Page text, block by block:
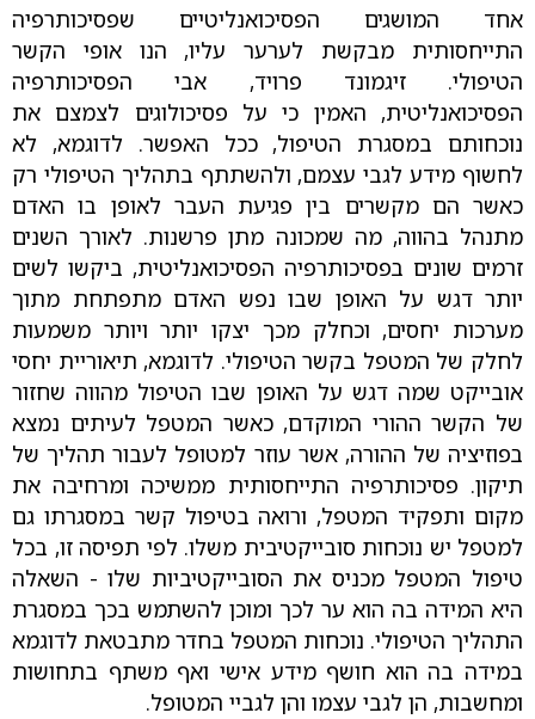
אחד המושגים הפסיכואנליטיים שפסיכותרפיה
התייחסותית מבקשת לערער עליו, הנו אופי הקשר
הטיפולי. זיגמונד פרויד, אבי הפסיכותרפיה
הפסיכואנליטית, האמין כי על פסיכולוגים לצמצם את
נוכחותם במסגרת הטיפול, ככל האפשר. לדוגמא, לא
לחשוף מידע לגבי עצמם, ולהשתתף בתהליך הטיפולי רק
כאשר הם מקשרים בין פגיעת העבר לאופן בו האדם
מתנהל בהווה, מה שמכונה מתן פרשנות. לאורך השנים
זרמים שונים בפסיכותרפיה הפסיכואנליטית, ביקשו לשים
יותר דגש על האופן שבו נפש האדם מתפתחת מתוך
מערכות יחסים, וכחלק מכך יצקו יותר ויותר משמעות
לחלק של המטפל בקשר הטיפולי. לדוגמא, תיאוריית יחסי
אובייקט שמה דגש על האופן שבו הטיפול מהווה שחזור
של הקשר ההורי המוקדם, כאשר המטפל לעיתים נמצא
בפוזיציה של ההורה, אשר עוזר למטופל לעבור תהליך של
תיקון. פסיכותרפיה התייחסותית ממשיכה ומרחיבה את
מקום ותפקיד המטפל, ורואה בטיפול קשר במסגרתו גם
למטפל יש נוכחות סובייקטיבית משלו. לפי תפיסה זו, בכל
טיפול המטפל מכניס את הסובייקטיביות שלו - השאלה
היא המידה בה הוא ער לכך ומוכן להשתמש בכך במסגרת
התהליך הטיפולי. נוכחות המטפל בחדר מתבטאת לדוגמא
במידה בה הוא חושף מידע אישי ואף משתף בתחושות
ומחשבות, הן לגבי עצמו והן לגביי המטופל.